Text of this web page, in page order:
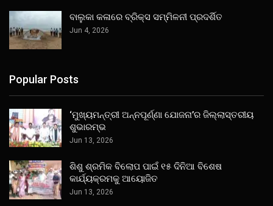
ବାଲୁକା କଳାରେ ବ୍ରିକ୍ସ ସମ୍ମିଳନୀ ପ୍ରଦର୍ଶିତ
Jun 4, 2026
Popular Posts
‘ମୁଖ୍ୟମନ୍ତ୍ରୀ ଅନ୍ନପୂର୍ଣ୍ଣା ଯୋଜନା’ର ଜିଲ୍ଲାସ୍ତରୀୟ
ଶୁଭାରମ୍ଭ
Jun 13, 2026
ଶିଶୁ ଶ୍ରମିକ ବିଲୋପ ପାଇଁ ୧୫ ଦିନିଆ ବିଶେଷ
କାର୍ଯ୍ୟକ୍ରମକୁ ଆୟୋଜିତ
Jun 13, 2026